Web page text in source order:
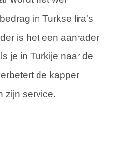
in Turkse lira's
is het een aanrader
je in Turkije naar de
de kapper
zijn service.